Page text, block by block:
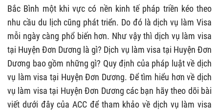
Bắc Bình một khi vực có nền kinh tế pháp triền kéo theo
nhu cầu du lịch cũng phát triển. Do đó là dịch vụ làm Visa
mỗi ngày càng phổ biến hơn. Như vậy thì dịch vụ làm visa
tại Huyện Đơn Dương là gì? Dịch vụ làm visa tại Huyện Đơn
Dương bao gồm những gì? Quy định của pháp luật về dịch
vụ làm visa tại Huyện Đơn Dương. Để tìm hiểu hơn về dịch
vụ làm visa tại Huyện Đơn Dương các bạn hãy theo dõi bài
viết dưới đây của ACC để tham khảo về dịch vụ làm visa